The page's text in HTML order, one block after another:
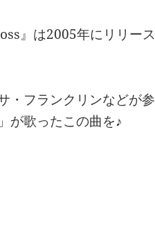
』は2005年にリリース
・フランクリンなどが参
が歌ったこの曲を♪